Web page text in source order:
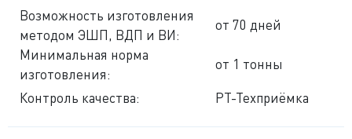
Возможность изготовления
методом ЭШП, ВДП и ВИ:
от 70 дней
Минимальная норма
изготовления:
от 1 тонны
Контроль качества: РТ-Техприёмка